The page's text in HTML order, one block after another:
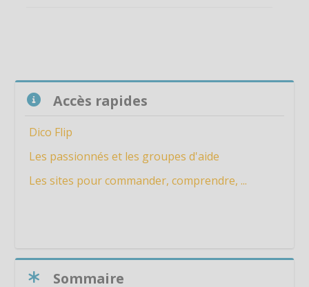
Accès rapides
Dico Flip
Les passionnés et les groupes d'aide
Les sites pour commander, comprendre, ...
Sommaire